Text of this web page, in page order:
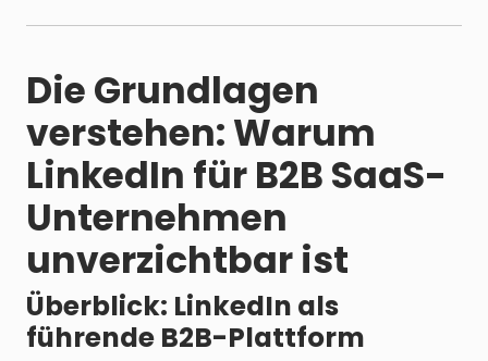
Die Grundlagen
verstehen: Warum
LinkedIn für B2B SaaS-
Unternehmen
unverzichtbar ist
Überblick: LinkedIn als
führende B2B-Plattform